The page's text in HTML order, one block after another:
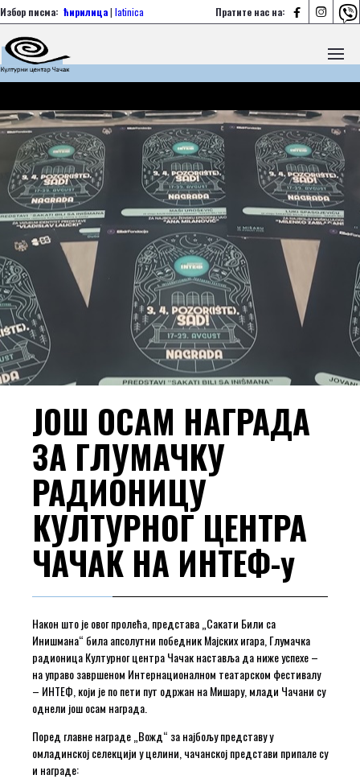
Пратите нас на:   
Избор писма: ћирилица| latinica
ЈОШ ОСАМ НАГРАДА
ЗА ГЛУМАЧКУ
РАДИОНИЦУ
КУЛТУРНОГ ЦЕНТРА
ЧАЧАК НА ИНТЕФ-у
Након што је овог пролећа, представа „Сакати Били са
Инишмана“ била апсолутни победник Мајских игара, Глумачка
радионица Културног центра Чачак наставља да ниже успехе –
на управо завршеном Интернационалном театарском фестивалу
– ИНТЕФ, који је по пети пут одржан на Мишару, млади Чачани су
однели још осам награда.
Поред главне награде „Вожд“ за најбољу представу у
омладинској селекцији у целини, чачанској представи припале су
и награде: